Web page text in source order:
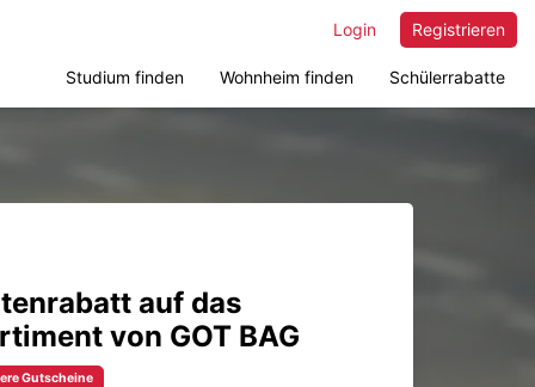
Registrieren
Login
Studium finden Wohnheim finden Schülerrabatte
auf das
von GOT BAG
Gutscheine